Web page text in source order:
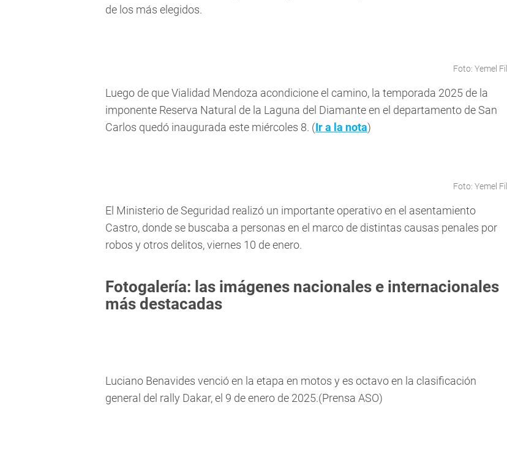
de los más elegidos.
Foto: Yemel Fil
Luego de que Vialidad Mendoza acondicione el camino, la temporada 2025 de la
imponente Reserva Natural de la Laguna del Diamante en el departamento de San
Carlos quedó inaugurada este miércoles 8. (Ir a la nota)
Foto: Yemel Fil
El Ministerio de Seguridad realizó un importante operativo en el asentamiento
Castro, donde se buscaba a personas en el marco de distintas causas penales por
robos y otros delitos, viernes 10 de enero.
Fotogalería: las imágenes nacionales e internacionales
más destacadas
Luciano Benavides venció en la etapa en motos y es octavo en la clasificación
general del rally Dakar, el 9 de enero de 2025.(Prensa ASO)